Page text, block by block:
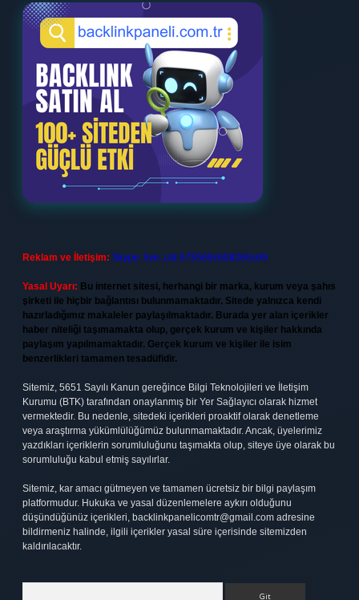
Reklam ve İletişim: Skype: live:.cid.575569c608265c69
Yasal Uyarı: Bu internet sitesi, herhangi bir marka, kurum veya şahıs
şirketi ile hiçbir bağlantısı bulunmamaktadır. Sitede yalnızca kendi
hazırladığımız makaleler paylaşılmaktadır. Burada yer alan içerikler
haber niteliği taşımamakta olup, gerçek kurum ve kişiler hakkında
paylaşım yapılmamaktadır. Gerçek kurum ve kişiler ile isim
benzerlikleri tamamen tesadüfidir.
Sitemiz, 5651 Sayılı Kanun gereğince Bilgi Teknolojileri ve İletişim
Kurumu (BTK) tarafından onaylanmış bir Yer Sağlayıcı olarak hizmet
vermektedir. Bu nedenle, sitedeki içerikleri proaktif olarak denetleme
veya araştırma yükümlülüğümüz bulunmamaktadır. Ancak, üyelerimiz
yazdıkları içeriklerin sorumluluğunu taşımakta olup, siteye üye olarak bu
sorumluluğu kabul etmiş sayılırlar.
Sitemiz, kar amacı gütmeyen ve tamamen ücretsiz bir bilgi paylaşım
platformudur. Hukuka ve yasal düzenlemelere aykırı olduğunu
düşündüğünüz içerikleri, backlinkpanelicomtr@gmail.com adresine
bildirmeniz halinde, ilgili içerikler yasal süre içerisinde sitemizden
kaldırılacaktır.